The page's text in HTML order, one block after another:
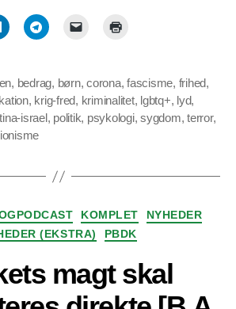
, bedrag, børn,corona,fascisme, frihed,
, krig-fred, kriminalitet, lgbtq+, lyd,
israel, politik, psykologi,sygdom,terror,
Kategorier
KOMPLET
NYHEDER
(EKSTRA)
PBDK
magt skal